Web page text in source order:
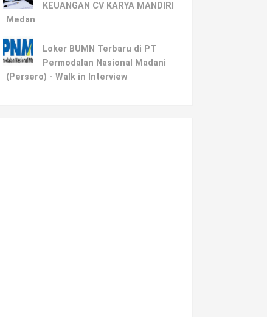
KEUANGAN CV KARYA MANDIRI
Medan
Loker BUMN Terbaru di PT
Permodalan Nasional Madani
(Persero) - Walk in Interview